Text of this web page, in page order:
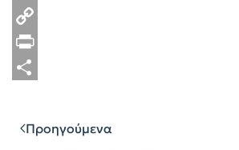
Email
Copy
Link
Print
Προηγούμενα